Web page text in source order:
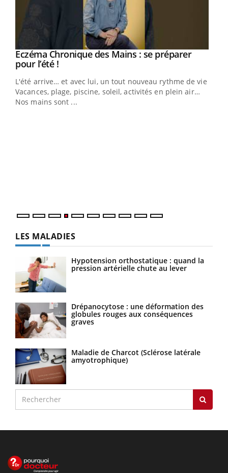
Youtube
Eczéma Chronique des Mains : se préparer
pour l’été !Youtube
L'été arrive… et avec lui, un tout nouveau rythme de vie !
Vacances, plage, piscine, soleil, activités en plein air…
Nos mains sont ...
LES MALADIES
Hypotension orthostatique : quand la
pression artérielle chute au lever
Drépanocytose : une déformation des
globules rouges aux conséquences
graves
Maladie de Charcot (Sclérose latérale
amyotrophique)